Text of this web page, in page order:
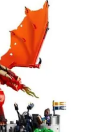
Decorazioni
Rinnovamento